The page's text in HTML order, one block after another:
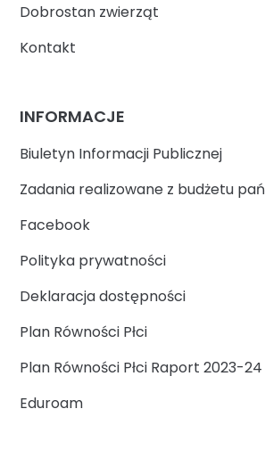
Dobrostan zwierząt
Kontakt
INFORMACJE
Biuletyn Informacji Publicznej
Zadania realizowane z budżetu
Facebook
Polityka prywatności
Deklaracja dostępności
Plan Równości Płci
Plan Równości Płci Raport 2023-24
Eduroam